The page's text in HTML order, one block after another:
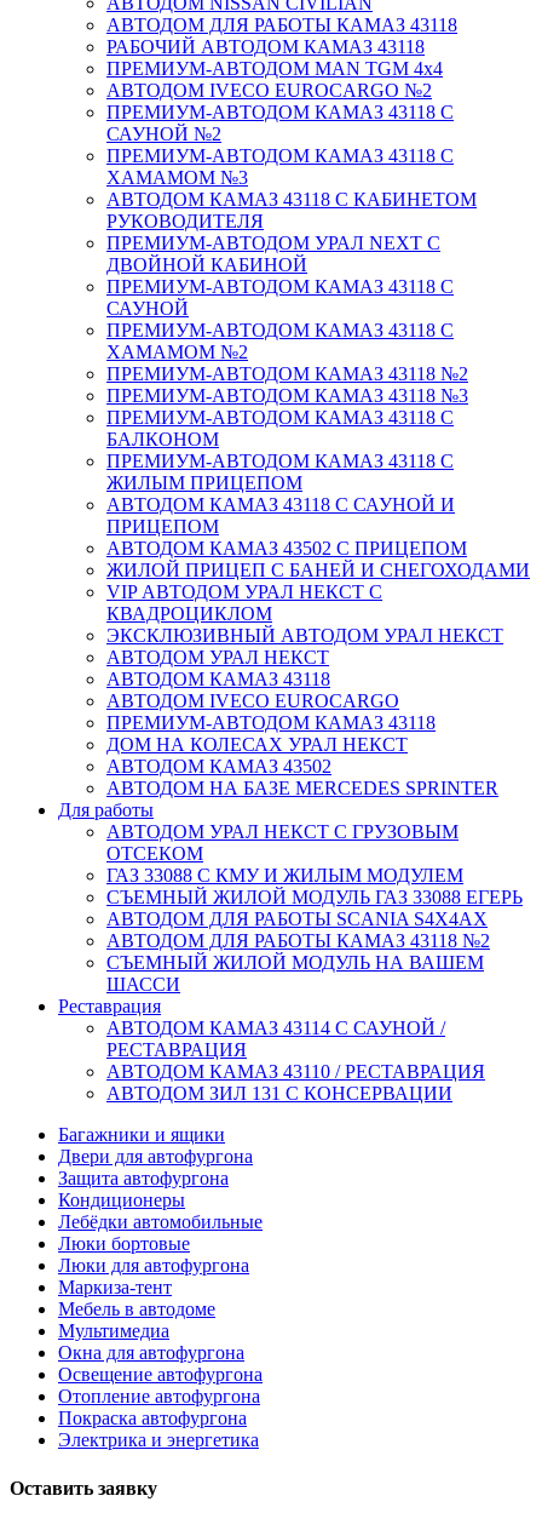
АВТОДОМ ДЛЯ РАБОТЫ КАМАЗ 43118
РАБОЧИЙ АВТОДОМ КАМАЗ 43118
ПРЕМИУМ-АВТОДОМ MAN TGM 4x4
АВТОДОМ IVECO EUROCARGO №2
ПРЕМИУМ-АВТОДОМ КАМАЗ 43118 С
САУНОЙ №2
ПРЕМИУМ-АВТОДОМ КАМАЗ 43118 С
ХАМАМОМ №3
АВТОДОМ КАМАЗ 43118 С КАБИНЕТОМ
РУКОВОДИТЕЛЯ
ПРЕМИУМ-АВТОДОМ УРАЛ NEXT С
ДВОЙНОЙ КАБИНОЙ
ПРЕМИУМ-АВТОДОМ КАМАЗ 43118 С
САУНОЙ
ПРЕМИУМ-АВТОДОМ КАМАЗ 43118 С
ХАМАМОМ №2
ПРЕМИУМ-АВТОДОМ КАМАЗ 43118 №2
ПРЕМИУМ-АВТОДОМ КАМАЗ 43118 №3
ПРЕМИУМ-АВТОДОМ КАМАЗ 43118 С
БАЛКОНОМ
ПРЕМИУМ-АВТОДОМ КАМАЗ 43118 С
ЖИЛЫМ ПРИЦЕПОМ
АВТОДОМ КАМАЗ 43118 С САУНОЙ И
ПРИЦЕПОМ
АВТОДОМ КАМАЗ 43502 С ПРИЦЕПОМ
ЖИЛОЙ ПРИЦЕП С БАНЕЙ И СНЕГОХОДАМИ
VIP АВТОДОМ УРАЛ НЕКСТ С
КВАДРОЦИКЛОМ
ЭКСКЛЮЗИВНЫЙ АВТОДОМ УРАЛ НЕКСТ
АВТОДОМ УРАЛ НЕКСТ
АВТОДОМ КАМАЗ 43118
АВТОДОМ IVECO EUROCARGO
ПРЕМИУМ-АВТОДОМ КАМАЗ 43118
ДОМ НА КОЛЕСАХ УРАЛ НЕКСТ
АВТОДОМ КАМАЗ 43502
АВТОДОМ НА БАЗЕ MERCEDES SPRINTER
Для работы
АВТОДОМ УРАЛ НЕКСТ С ГРУЗОВЫМ
ОТСЕКОМ
ГАЗ 33088 С КМУ И ЖИЛЫМ МОДУЛЕМ
СЪЕМНЫЙ ЖИЛОЙ МОДУЛЬ ГАЗ 33088 ЕГЕРЬ
АВТОДОМ ДЛЯ РАБОТЫ SCANIA S4X4AX
АВТОДОМ ДЛЯ РАБОТЫ КАМАЗ 43118 №2
СЪЕМНЫЙ ЖИЛОЙ МОДУЛЬ НА ВАШЕМ
ШАССИ
Реставрация
АВТОДОМ КАМАЗ 43114 С САУНОЙ /
РЕСТАВРАЦИЯ
АВТОДОМ КАМАЗ 43110 / РЕСТАВРАЦИЯ
АВТОДОМ ЗИЛ 131 С КОНСЕРВАЦИИ
Багажники и ящики
Двери для автофургона
Защита автофургона
Кондиционеры
Лебёдки автомобильные
Люки бортовые
Люки для автофургона
Маркиза-тент
Мебель в автодоме
Мультимедиа
Окна для автофургона
Освещение автофургона
Отопление автофургона
Покраска автофургона
Электрика и энергетика
Оставить заявку